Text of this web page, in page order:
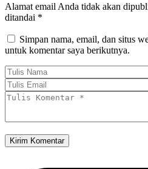
Alamat email Anda tidak akan
ditandai *
Simpan nama, email, dan situs
untuk komentar saya berikutnya.